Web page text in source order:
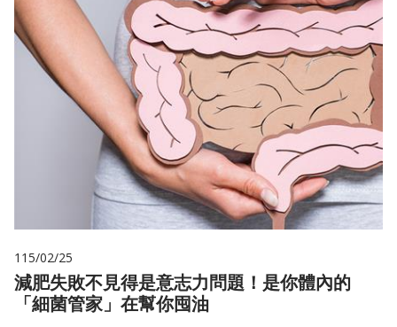
115/02/25
減肥失敗不見得是意志力問題！是你體內的
「細菌管家」在幫你囤油